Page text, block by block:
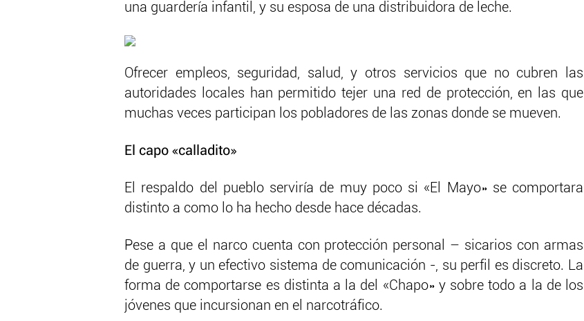
una guardería infantil, y su esposa de una distribuidora de leche.
Ofrecer empleos, seguridad, salud, y otros servicios que no cubren las
autoridades locales han permitido tejer una red de protección, en las que
muchas veces participan los pobladores de las zonas donde se mueven.
El capo «calladito»
El respaldo del pueblo serviría de muy poco si «El Mayo» se comportara
distinto a como lo ha hecho desde hace décadas.
Pese a que el narco cuenta con protección personal – sicarios con armas
de guerra, y un efectivo sistema de comunicación -, su perfil es discreto. La
forma de comportarse es distinta a la del «Chapo» y sobre todo a la de los
jóvenes que incursionan en el narcotráfico.